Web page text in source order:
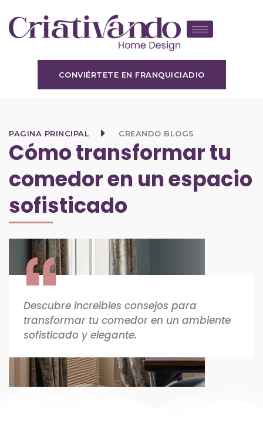
CONVIÉRTETE EN FRANQUICIADIO
PAGINA PRINCIPAL CREANDO BLOGS
Cómo transformar tu
comedor en un espacio
sofisticado
Descubre increíbles consejos para
transformar tu comedor en un ambiente
sofisticado y elegante.